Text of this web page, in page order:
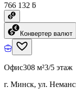
766 132 ƃ
Конвертер валют
Офис308 м²3/5 этаж
г. Минск, ул.